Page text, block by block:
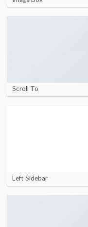
Scroll To
Left Sidebar